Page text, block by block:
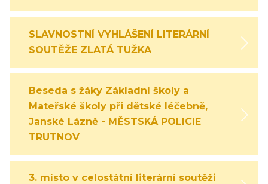
SLAVNOSTNÍ VYHLÁŠENÍ LITERÁRNÍ
SOUTĚŽE ZLATÁ TUŽKA
Beseda s žáky Základní školy a
Mateřské školy při dětské léčebně,
Janské Lázně - MĚSTSKÁ POLICIE
TRUTNOV
3. místo v celostátní literární soutěži